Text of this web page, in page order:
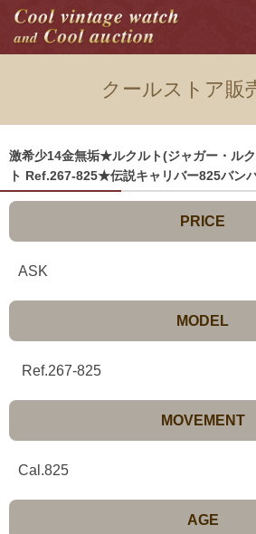
クールストア販
激希少14金無垢★ルクルト(ジャガー・ル
ト Ref.267-825★伝説キャリバー825バン
PRICE
ASK
MODEL
Ref.267-825
MOVEMENT
Cal.825
AGE